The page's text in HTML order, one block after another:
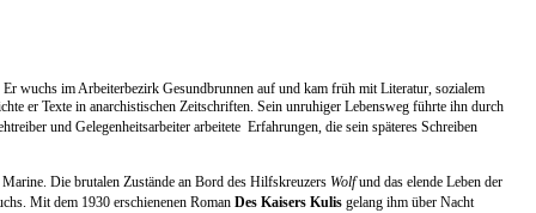
wuchs im Arbeiterbezirk Gesundbrunnen auf und kam früh mit Literatur, sozialem
er Texte in anarchistischen Zeitschriften. Sein unruhiger Lebensweg führte ihn durch
und Gelegenheitsarbeiter arbeitete  Erfahrungen, die sein späteres Schreiben
Die brutalen Zustände an Bord des Hilfskreuzers Wolfund das elende Leben der
Mit dem 1930 erschienenen Roman Des Kaisers Kulis gelang ihm über Nacht